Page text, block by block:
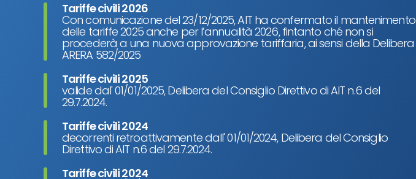
Tariffe civili 2026
Con comunicazione del 23/12/2025, AIT ha confermato il mantenimento
delle tariffe 2025 anche per l’annualità 2026, fintanto ché non si
procederà a una nuova approvazione tariffaria, ai sensi della Delibera
ARERA 582/2025
Tariffe civili 2025
valide dal' 01/01/2025, Delibera del Consiglio Direttivo di AIT n.6 del
29.7.2024.
Tariffe civili 2024
decorrenti retroattivamente dall' 01/01/2024, Delibera del Consiglio
Direttivo di AIT n.6 del 29.7.2024.
Tariffe civili 2024